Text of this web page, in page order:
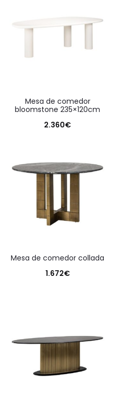
mesa de comedor
bloomstone 235×120cm
2.360€
mesa de comedor collada
1.672€